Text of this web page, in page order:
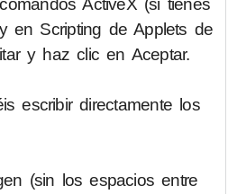
ActiveX (si tienes
en Scripting de Applets de
y haz clic en Aceptar.
escribir directamente los
(sin los espacios entre